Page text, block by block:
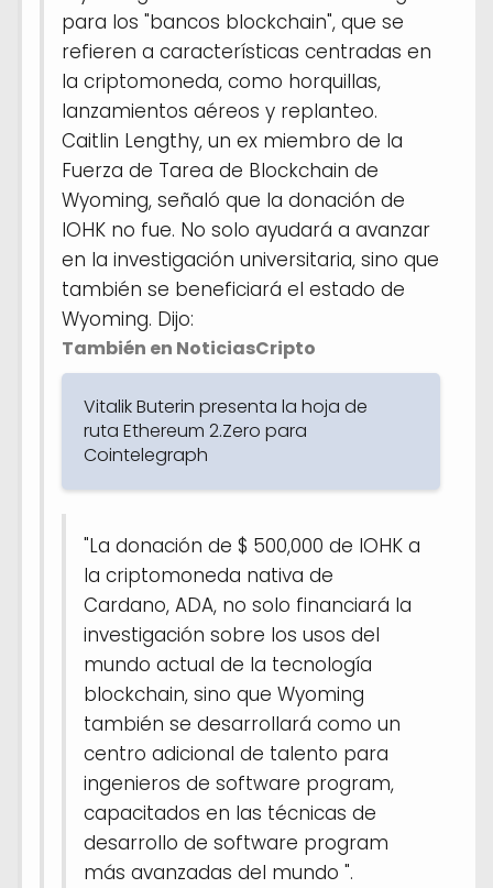
para los "bancos blockchain", que se
refieren a características centradas en
la criptomoneda, como horquillas,
lanzamientos aéreos y replanteo.
Caitlin Lengthy, un ex miembro de la
Fuerza de Tarea de Blockchain de
Wyoming, señaló que la donación de
IOHK no fue. No solo ayudará a avanzar
en la investigación universitaria, sino que
también se beneficiará el estado de
Wyoming. Dijo:
También en NoticiasCripto
Vitalik Buterin presenta la hoja de
ruta Ethereum 2.Zero para
Cointelegraph
"La donación de $ 500,000 de IOHK a
la criptomoneda nativa de
Cardano, ADA, no solo financiará la
investigación sobre los usos del
mundo actual de la tecnología
blockchain, sino que Wyoming
también se desarrollará como un
centro adicional de talento para
ingenieros de software program,
capacitados en las técnicas de
desarrollo de software program
más avanzadas del mundo ".